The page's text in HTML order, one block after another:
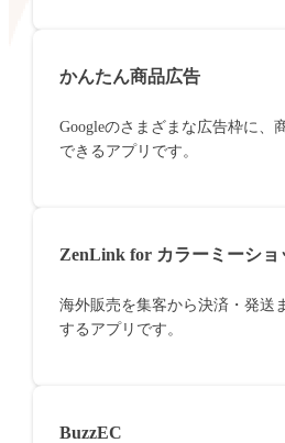
かんたん商品広告
Googleのさまざまな広告枠に、
できるアプリです。
ZenLink for カラーミーショ
海外販売を集客から決済・発送
するアプリです。
BuzzEC